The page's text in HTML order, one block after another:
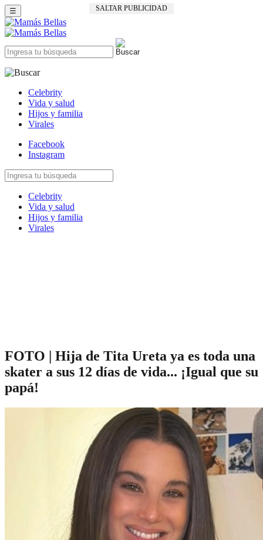
SALTAR PUBLICIDAD
☰
Celebrity
Vida y salud
Hijos y familia
Virales
Facebook
Instagram
Celebrity
Vida y salud
Hijos y familia
Virales
FOTO | Hija de Tita Ureta ya es toda una
skater a sus 12 días de vida... ¡Igual que su
papá!